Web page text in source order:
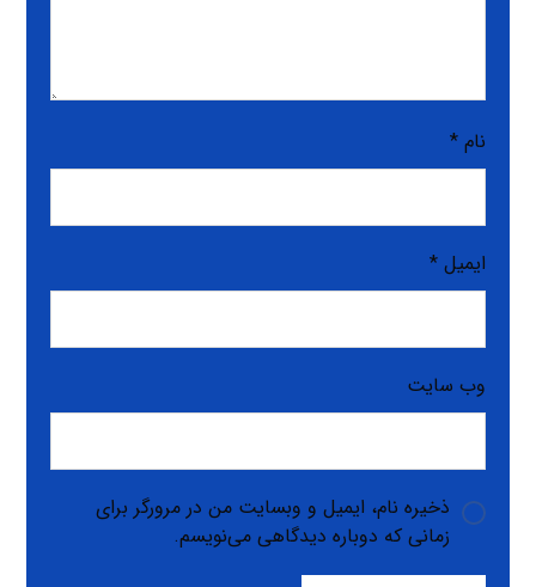
نام*
ایمیل*
وب‌ سایت
ذخیره نام، ایمیل و وبسایت من در مرورگر برای
زمانی که دوباره دیدگاهی می‌نویسم.